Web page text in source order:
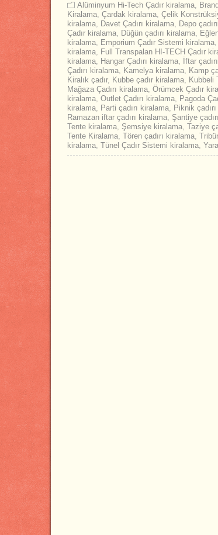
Alüminyum Hi-Tech Çadır kiralama,
Kiralama, Çardak kiralama, Çelik
kiralama, Davet Çadırı kiralama, Depo
Çadır kiralama, Düğün çadırı kiralama,
kiralama, Emporium Çadır Sistemi kiralama,
kiralama, Full Transpalan HI-TECH Çadır
kiralama, Hangar Çadırı kiralama, İftar
Çadırı kiralama, Kamelya kiralama, Kamp
Kiralık çadır, Kubbe çadır kiralama, Kubbeli
Mağaza Çadırı kiralama, Örümcek Çadır
kiralama, Outlet Çadırı kiralama, Pagoda
kiralama, Parti çadırı kiralama, Piknik
Ramazan iftar çadırı kiralama, Şantiye
Tente kiralama, Şemsiye kiralama, Taziye
Tente Kiralama, Tören çadırı kiralama,
kiralama, Tünel Çadır Sistemi kiralama,